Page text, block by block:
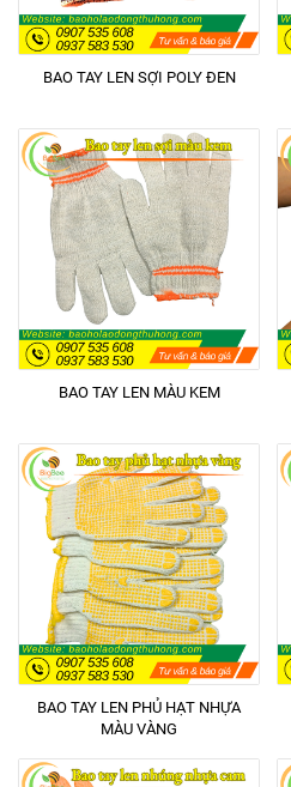
BAO TAY LEN SỢI POLY ĐEN
BAO TAY LEN MÀU KEM
BAO TAY LEN PHỦ HẠT NHỰA
MÀU VÀNG